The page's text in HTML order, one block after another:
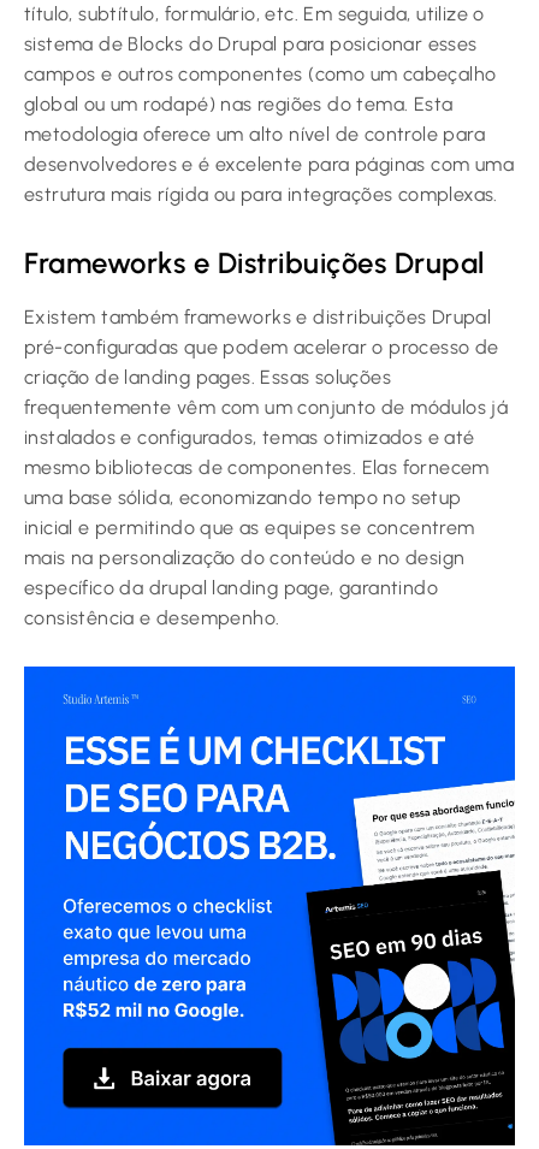
título, subtítulo, formulário, etc. Em seguida, utilize o
sistema de Blocks do Drupal para posicionar esses
campos e outros componentes (como um cabeçalho
global ou um rodapé) nas regiões do tema. Esta
metodologia oferece um alto nível de controle para
desenvolvedores e é excelente para páginas com uma
estrutura mais rígida ou para integrações complexas.
Frameworks e Distribuições Drupal
Existem também frameworks e distribuições Drupal
pré-configuradas que podem acelerar o processo de
criação de landing pages. Essas soluções
frequentemente vêm com um conjunto de módulos já
instalados e configurados, temas otimizados e até
mesmo bibliotecas de componentes. Elas fornecem
uma base sólida, economizando tempo no setup
inicial e permitindo que as equipes se concentrem
mais na personalização do conteúdo e no design
específico da drupal landing page, garantindo
consistência e desempenho.